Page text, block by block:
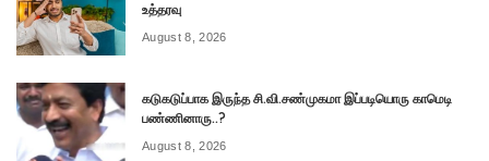
உத்தரவு
August 8, 2026
கடுகடுப்பாக இருந்த சி.வி.சண்முகமா இப்படியொரு காமெடி
பண்ணினாரு..?
August 8, 2026